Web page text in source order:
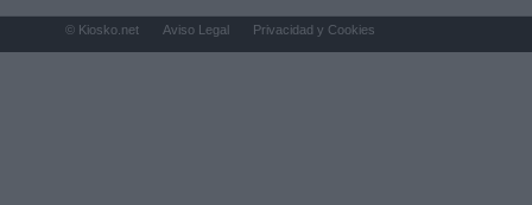
© Kiosko.net Aviso Legal Privacidad y Cookies